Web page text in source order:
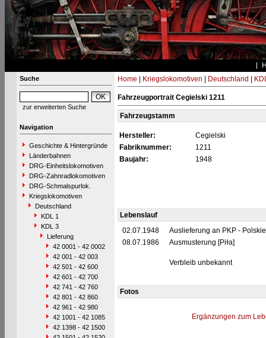
Suche
zur erweiterten Suche
Navigation
Geschichte & Hintergründe
Länderbahnen
DRG-Einheitslokomotiven
DRG-Zahnradlokomotiven
DRG-Schmalspurlok.
Kriegslokomotiven
Deutschland
KDL 1
KDL 3
Lieferung
42 0001 - 42 0002
42 001 - 42 003
42 501 - 42 600
42 601 - 42 700
42 741 - 42 760
42 801 - 42 860
42 961 - 42 980
42 1001 - 42 1085
42 1398 - 42 1500
Home Kriegslokomotiven Deutschland
Fahrzeugportrait Cegielski 1211
Fahrzeugstamm
Hersteller:
Cegielski
Fabriknummer:
1211
Baujahr:
1948
Lebenslauf
02.07.1948
Auslieferung an PKP -
08.07.1986
Ausmusterung [Piɫa]
Verbleib unbekannt
Fotos
Ergänzungen zum